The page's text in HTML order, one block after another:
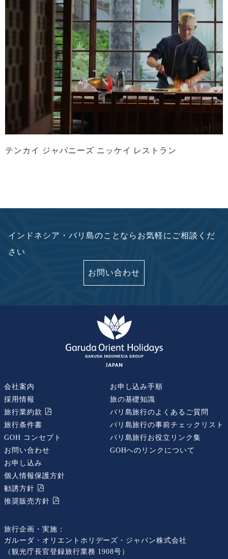
テンカイ ジャパニーズ ニッケイ レストラン
インドネシア・バリ島のことならお気軽にご相談くだ
さい
お問い合わせ
会社案内
採用情報
旅行業約款
旅行条件書
GOH コンセプト
お問い合わせ
お申し込み
個人情報保護方針
勧誘⽅針
推奨販売⽅針
お申し込み手順
旅の基礎知識
バリ島旅行のよくあるご質問
バリ島旅行の事前チェックリスト
バリ島旅行お役立リンク集
GOHへのリンクについて
旅行企画・実施：
ガルーダ・オリエントホリデーズ・ジャパン株式会社
（観光庁長官登録旅行業務 1908号）